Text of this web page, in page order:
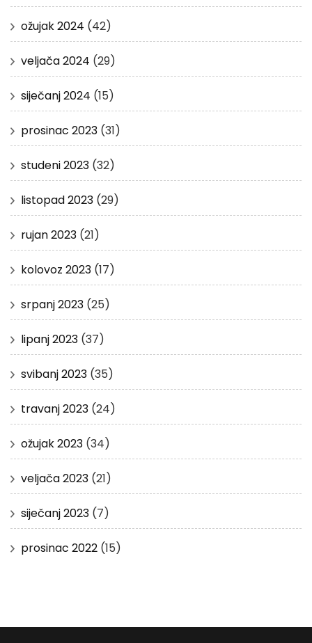
ožujak 2024 (42)
veljača 2024 (29)
siječanj 2024 (15)
prosinac 2023 (31)
studeni 2023 (32)
listopad 2023 (29)
rujan 2023 (21)
kolovoz 2023 (17)
srpanj 2023 (25)
lipanj 2023 (37)
svibanj 2023 (35)
travanj 2023 (24)
ožujak 2023 (34)
veljača 2023 (21)
siječanj 2023 (7)
prosinac 2022 (15)